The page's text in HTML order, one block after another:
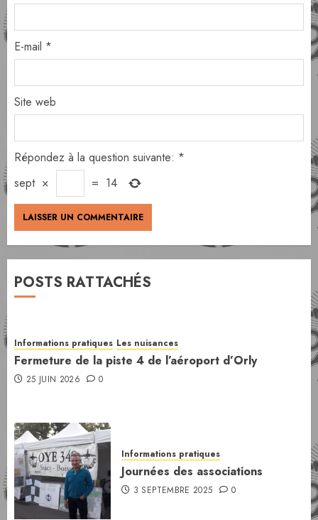
E-mail *
Site web
Répondez à la question suivante: *
sept × = 14
POSTS RATTACHÉS
Informations pratiques Les nuisances
Fermeture de la piste 4 de l’aéroport d’Orly
25 JUIN 2026 0
Informations pratiques
Journées des associations
3 SEPTEMBRE 2025 0